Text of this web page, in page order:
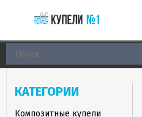
КАТЕГОРИИ
Композитные купели